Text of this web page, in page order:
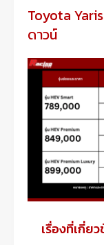
Toyota
ดาวน์
เรื่องที่เกี่ย